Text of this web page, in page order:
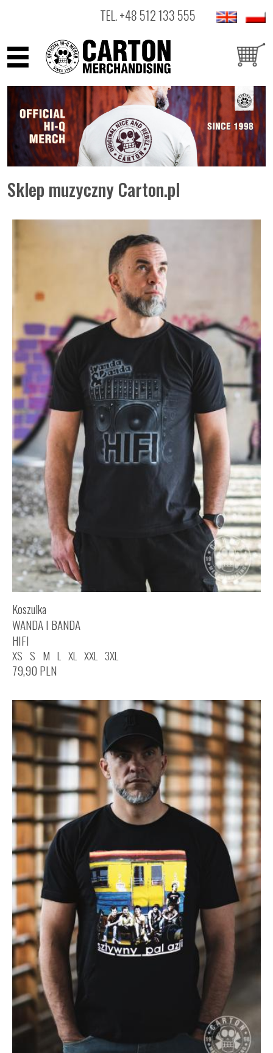
TEL.+48 512 133 555
ARTYŚCI
PRODUKTY
OUTLET
Sklep muzyczny Carton.pl
Koszulka
WANDA I BANDA
HIFI
XS S M L XL XXL 3XL
79,90 PLN